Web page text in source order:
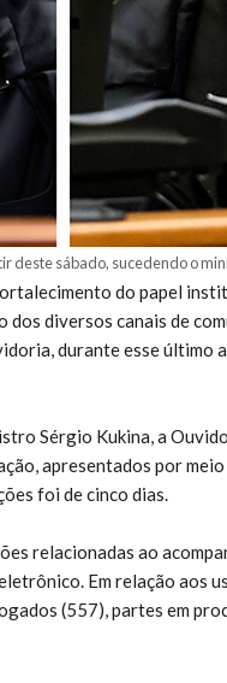
deste sábado, sucedendo o
do papel
diversos canais de
durante esse último
Sérgio Kukina, a
apresentados por meio
foi de cinco dias.
relacionadas ao
Em relação aos
(557), partes em